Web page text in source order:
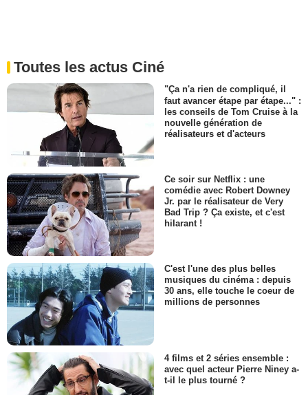
Toutes les actus Ciné
"Ça n'a rien de compliqué, il
faut avancer étape par étape..." :
les conseils de Tom Cruise à la
nouvelle génération de
réalisateurs et d'acteurs
Ce soir sur Netflix : une
comédie avec Robert Downey
Jr. par le réalisateur de Very
Bad Trip ? Ça existe, et c'est
hilarant !
C'est l'une des plus belles
musiques du cinéma : depuis
30 ans, elle touche le coeur de
millions de personnes
4 films et 2 séries ensemble :
avec quel acteur Pierre Niney a-
t-il le plus tourné ?